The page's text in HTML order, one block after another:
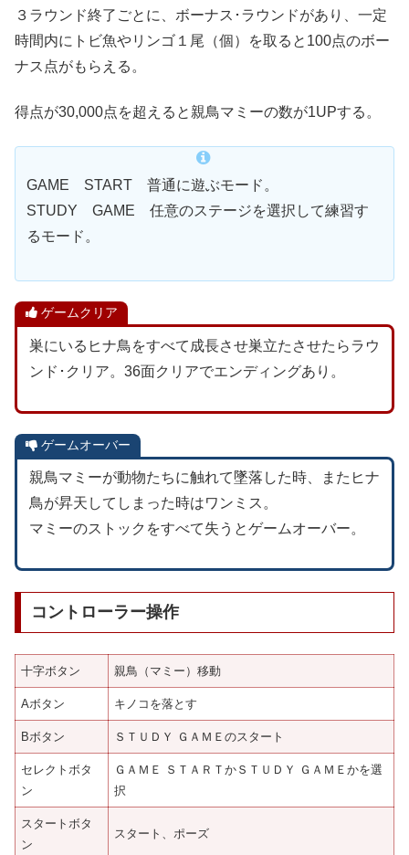
３ラウンド終了ごとに、ボーナス･ラウンドがあり、一定
時間内にトビ魚やリンゴ１尾（個）を取ると100点のボー
ナス点がもらえる。
得点が30,000点を超えると親鳥マミーの数が1UPする。
GAME START 普通に遊ぶモード。
STUDY GAME 任意のステージを選択して練習す
るモード。
ゲームクリア
巣にいるヒナ鳥をすべて成長させ巣立たさせたらラウ
ンド･クリア。36面クリアでエンディングあり。
ゲームオーバー
親鳥マミーが動物たちに触れて墜落した時、またヒナ
鳥が昇天してしまった時はワンミス。
マミーのストックをすべて失うとゲームオーバー。
コントローラー操作
十字ボタン 親鳥（マミー）移動
Aボタン キノコを落とす
Bボタン ＳＴＵＤＹ ＧＡＭＥのスタート
セレクトボタ
ン
ＧＡＭＥ ＳＴＡＲＴかＳＴＵＤＹ ＧＡＭＥかを選
択
スタートボタ
ン
スタート、ポーズ